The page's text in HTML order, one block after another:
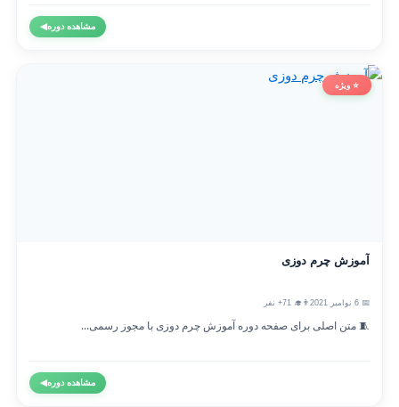
مشاهده دوره◀
⭐ ویژه
آموزش چرم دوزی
👨‍🎓 71+ نفر
🧵 متن اصلی برای صفحه دوره آموزش چرم دوزی با مجوز رسمی...
مشاهده دوره◀